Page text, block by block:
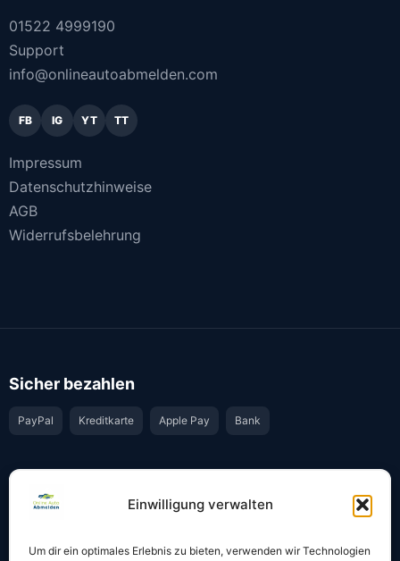
Einwilligung verwalten
Um dir ein optimales Erlebnis zu bieten, verwenden wir Technologien
01522 4999190
Support
info@onlineautoabmelden.com
FB IG YT TT
Impressum
Datenschutzhinweise
AGB
Widerrufsbelehrung
Sicher bezahlen
PayPal Kreditkarte Apple Pay Bank